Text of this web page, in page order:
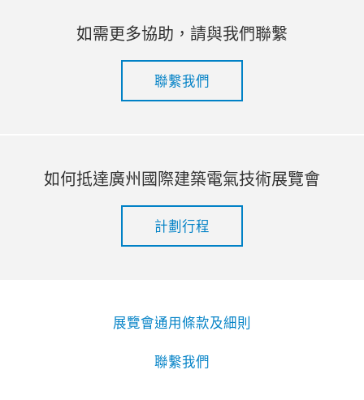
如需更多協助，請與我們聯繫
聯繫我們
如何抵達廣州國際建築電氣技術展覽會
計劃行程
展覽會通用條款及細則
聯繫我們